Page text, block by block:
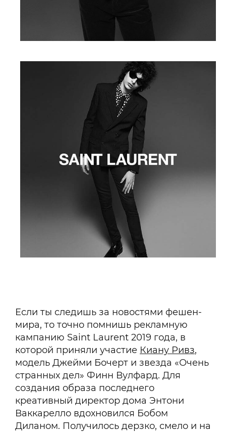
Если ты следишь за новостями фешен-
мира, то точно помнишь рекламную
кампанию Saint Laurent 2019 года, в
которой приняли участие Киану Ривз,
модель Джейми Бочерт и звезда «Очень
странных дел» Финн Вулфард. Для
создания образа последнего
креативный директор дома Энтони
Ваккарелло вдохновился Бобом
Диланом. Получилось дерзко, смело и на